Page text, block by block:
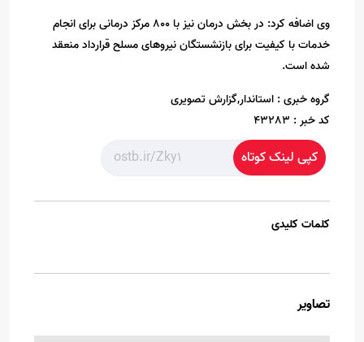
وی اضافه کرد: در بخش درمان نیز با 800 مرکز درمانی برای انجام
خدمات با کیفیت برای بازنشستگان نیروهای مسلح قرارداد منعقد
شده است.
گروه خبری : استاندار,گزارش تصویری
کد خبر : 43283
کپی لینک کوتاه
کلمات کلیدی
تصاویر